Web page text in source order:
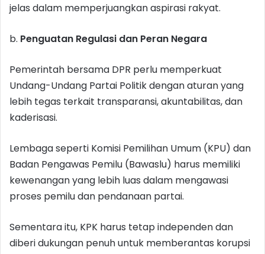
jelas dalam memperjuangkan aspirasi rakyat.
b. Penguatan Regulasi dan Peran Negara
Pemerintah bersama DPR perlu memperkuat
Undang-Undang Partai Politik dengan aturan yang
lebih tegas terkait transparansi, akuntabilitas, dan
kaderisasi.
Lembaga seperti Komisi Pemilihan Umum (KPU) dan
Badan Pengawas Pemilu (Bawaslu) harus memiliki
kewenangan yang lebih luas dalam mengawasi
proses pemilu dan pendanaan partai.
Sementara itu, KPK harus tetap independen dan
diberi dukungan penuh untuk memberantas korupsi